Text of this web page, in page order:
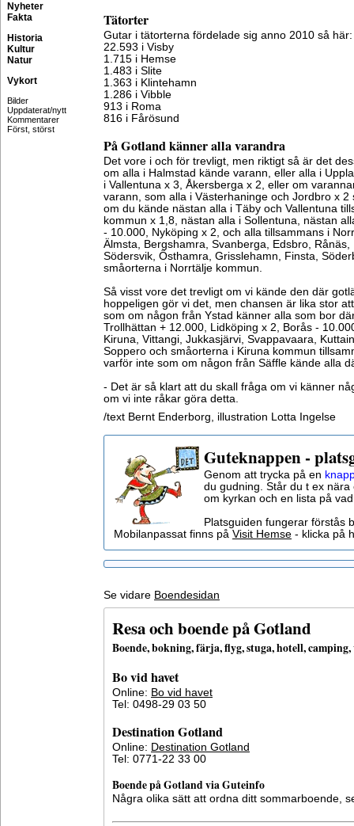
Nyheter
Fakta
Historia
Kultur
Natur
Vykort
Bilder
Uppdaterat/nytt
Kommentarer
Först, störst
Tätorter
Gutar i tätorterna fördelade sig anno 2010 så här:
22.593 i Visby
1.715 i Hemse
1.483 i Slite
1.363 i Klintehamn
1.286 i Vibble
913 i Roma
816 i Fårösund
På Gotland känner alla varandra
Det vore i och för trevligt, men riktigt så är det
om alla i Halmstad kände varann, eller alla i
i Vallentuna x 3, Åkersberga x 2, eller om
varann, som alla i Västerhaninge och Jordbro x
om du kände nästan alla i Täby och Vallentuna
kommun x 1,8, nästan alla i Sollentuna, nästan
- 10.000, Nyköping x 2, och alla tillsammans i
Älmsta, Bergshamra, Svanberga, Edsbro,
Södersvik, Östhamra, Grisslehamn, Finsta,
småorterna i Norrtälje kommun.
Så visst vore det trevligt om vi kände den där
hoppeligen gör vi det, men chansen är lika stor
som om någon från Ystad känner alla som bor
Trollhättan + 12.000, Lidköping x 2, Borås -
Kiruna, Vittangi, Jukkasjärvi, Svappavaara,
Soppero och småorterna i Kiruna kommun
varför inte som om någon från Säffle kände alla
- Det är så klart att du skall fråga om vi känner
om vi inte råkar göra detta.
/text Bernt Enderborg, illustration Lotta Ingelse
Guteknappen -
Genom att trycka på en
du gudning. Står du t ex
om kyrkan och en lista på
Platsguiden fungerar förstås
Mobilanpassat finns på Visit Hemse - klicka på
Se vidare Boendesidan
Resa och boende på Gotland
Boende, bokning, färja, flyg, stuga, hotell,
Bo vid havet
Online: Bo vid havet
Tel: 0498-29 03 50
Destination Gotland
Online: Destination Gotland
Tel: 0771-22 33 00
Boende på Gotland via Guteinfo
Några olika sätt att ordna ditt sommarboende,